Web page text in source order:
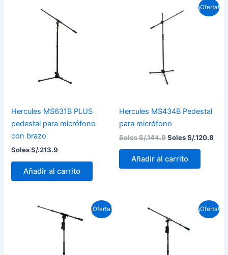
Hercules MS631B PLUS
pedestal para micrófono
con brazo
Soles S/.213.9
Añadir al carrito
¡Oferta!
Hercules MS434B Pedestal
para micrófono
Soles S/.144.9
precio
original
Soles S/.120.8
El
Añadir al carrito
¡Oferta!
precio
original
era:
Soles
S/.238.1.
El
precio
¡Oferta!
precio
original
era:
S/.224.3.
El